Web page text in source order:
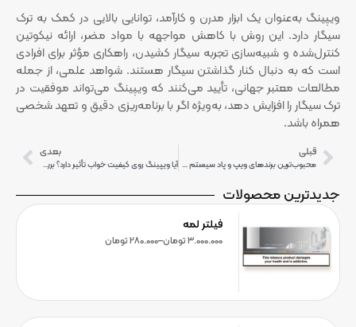
ویپینگ به‌عنوان یک ابزار مدرن و کارآمد، توانایی بالایی در کمک به ترک
سیگار دارد. این روش با کاهش مواجهه با مواد مضر، ارائه نیکوتین
کنترل‌شده و شبیه‌سازی تجربه سیگار کشیدن، راهکاری مؤثر برای افرادی
است که به دنبال کنار گذاشتن سیگار هستند. شواهد علمی، از جمله
مطالعات معتبر جهانی، تأیید می‌کنند که ویپینگ می‌تواند موفقیت در
ترک سیگار را افزایش دهد، به‌ویژه اگر با برنامه‌ریزی دقیق و تعهد شخصی
همراه باشد.
قبلی
محبوب‌ترین برندهای ویپ و پاد سیستم در جهان که باید بشناسید!
بعدی
آیا ویپینگ روی کیفیت خواب تأثیر دارد؟ بررسی علمی تأثیر نیکوتین بر خواب!
جدیدترین محصولات
فیلتر لمه
3.000.000تومان–
280.000تومان